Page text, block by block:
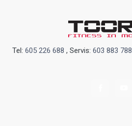
Tel: 605 226 688 , Servis: 603 883 788